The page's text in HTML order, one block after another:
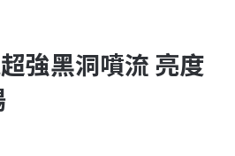
強黑洞噴流 亮度